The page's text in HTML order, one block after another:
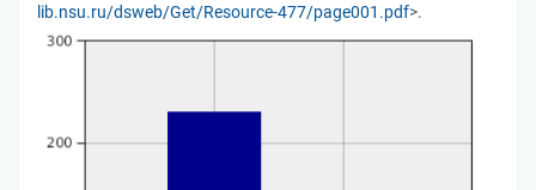
lib.nsu.ru/dsweb/Get/Resource-477/page001.pdf>.